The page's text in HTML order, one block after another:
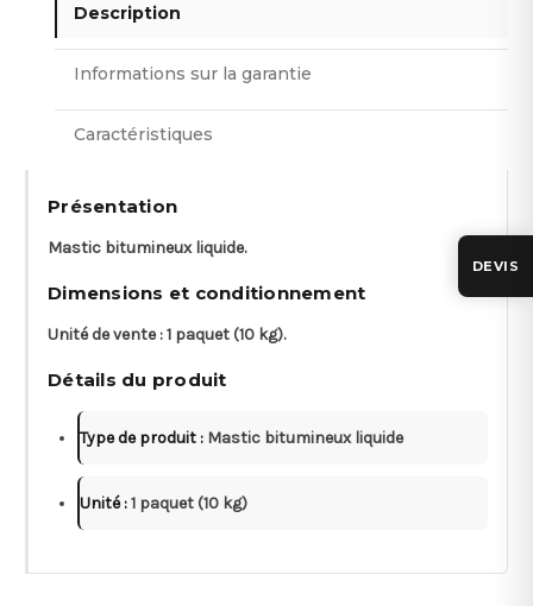
Description
Informations sur la garantie
Caractéristiques
Présentation
Mastic bitumineux liquide.
Dimensions et conditionnement
Unité de vente : 1 paquet (10 kg).
Détails du produit
Type de produit : Mastic bitumineux liquide
Unité :1 paquet (10 kg)
DEVIS